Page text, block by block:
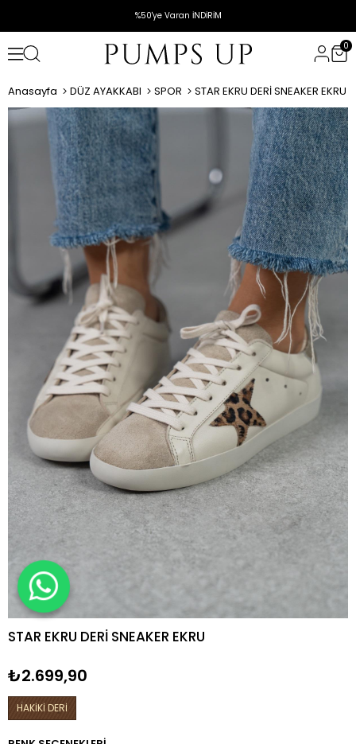
%50'ye Varan İNDİRİM
0
Anasayfa DÜZ AYAKKABI SPOR STAR EKRU DERİ SNEAKER EKRU
STAR EKRU DERİ SNEAKER EKRU
₺2.699,90
HAKİKİ DERİ